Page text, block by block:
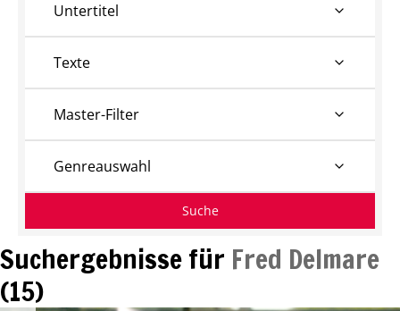
Suchergebnisse für Fred Delmare
(15)
Untertitel
Texte
Master-Filter
Genreauswahl
Suche